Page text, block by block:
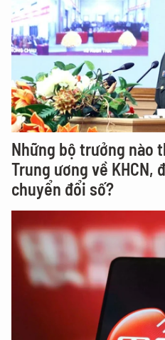
Những bộ trưởng nào
Trung ương về KHCN,
chuyển đổi số?